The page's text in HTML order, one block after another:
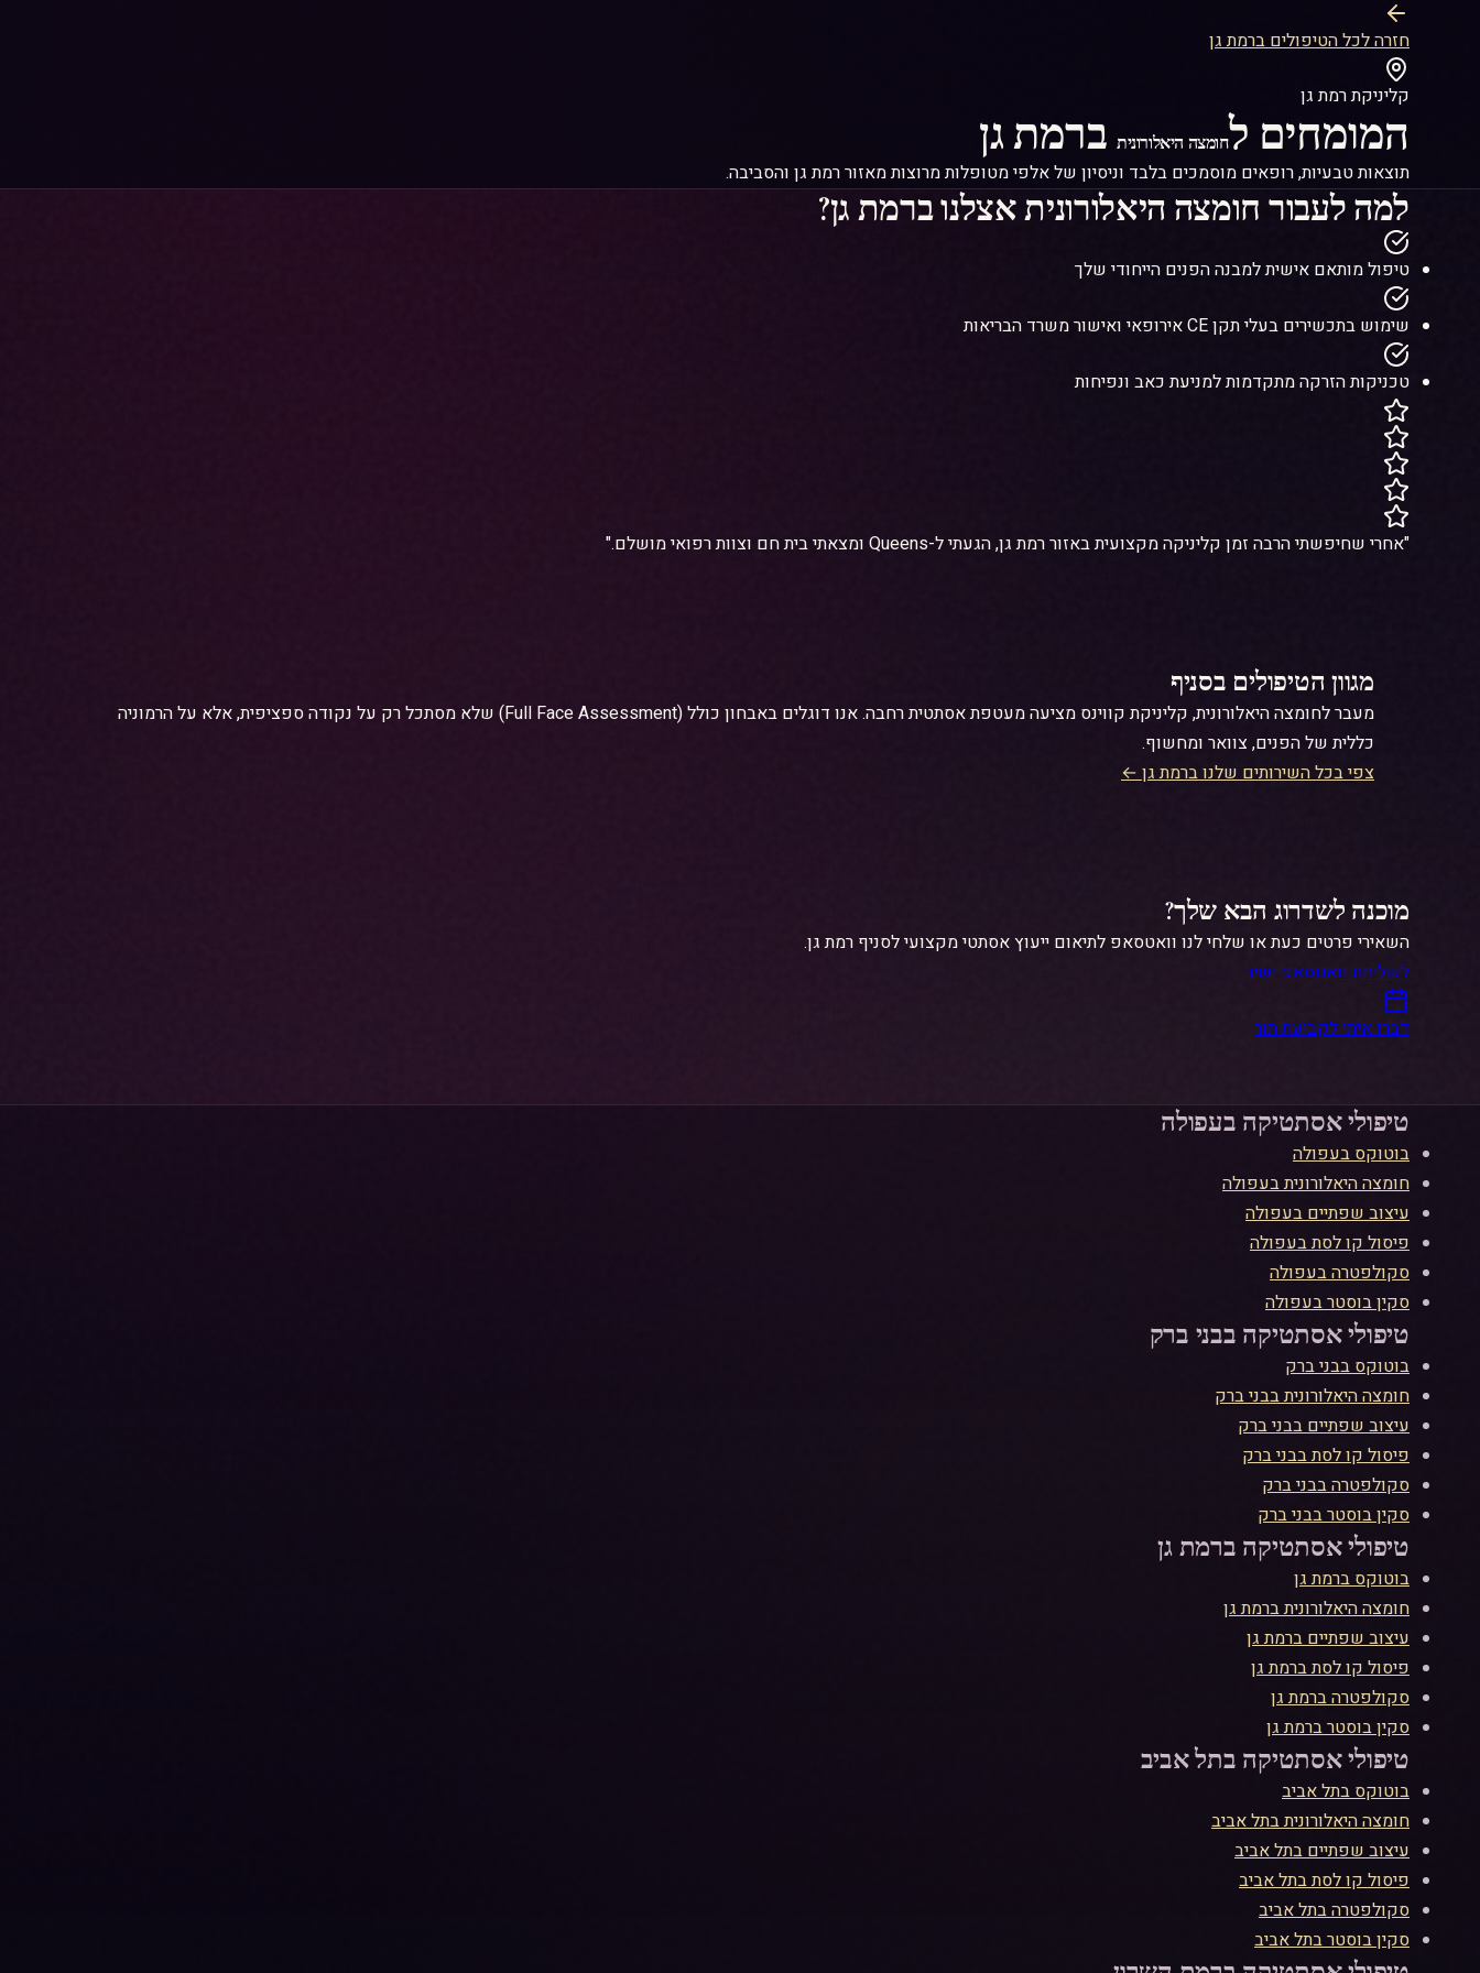
חזרה לכל הטיפולים ברמת גן
קליניקת רמת גן
המומחים לחומצה היאלורונית ברמת גן
תוצאות טבעיות, רופאים מוסמכים בלבד וניסיון של אלפי מטופלות מרוצות מאזור רמת גן והסביבה.
למה לעבור חומצה היאלורוניתאצלנו ברמת גן?
טיפול מותאם אישית למבנה הפנים הייחודי שלך
שימוש בתכשירים בעלי תקן CE אירופאי ואישור משרד הבריאות
טכניקות הזרקה מתקדמות למניעת כאב ונפיחות
"אחרי שחיפשתי הרבה זמן קליניקה מקצועית באזור רמת גן, הגעתי ל-Queens ומצאתי בית חם וצוות רפואי מושלם."
מגוון הטיפולים בסניף
מעבר לחומצה היאלורונית
, קליניקת קווינס מציעה מעטפת אסתטית רחבה. אנו דוגלים באבחון כולל (Full Face Assessment) שלא מסתכל רק על נקודה ספציפית, אלא על הרמוניה
כללית של הפנים, צוואר ומחשוף.
צפי בכל השירותים שלנו ברמת גן ←
מוכנה לשדרוג הבא שלך?
השאירי פרטים כעת או שלחי לנו וואטסאפ לתיאום ייעוץ אסתטי מקצועי לסניף רמת גן.
לשליחת וואטסאפ ישיר
דברו איתי לקביעת תור
טיפולי אסתטיקה בעפולה
בוטוקסבעפולה
חומצה היאלורוניתבעפולה
עיצוב שפתייםבעפולה
פיסול קו לסתבעפולה
סקולפטרהבעפולה
סקין בוסטרבעפולה
טיפולי אסתטיקה בבני ברק
בוטוקסבבני ברק
חומצה היאלורוניתבבני ברק
עיצוב שפתייםבבני ברק
פיסול קו לסתבבני ברק
סקולפטרהבבני ברק
סקין בוסטרבבני ברק
טיפולי אסתטיקה ברמת גן
בוטוקסברמת גן
חומצה היאלורוניתברמת גן
עיצוב שפתייםברמת גן
פיסול קו לסתברמת גן
סקולפטרהברמת גן
סקין בוסטרברמת גן
טיפולי אסתטיקה בתל אביב
בוטוקסבתל אביב
חומצה היאלורוניתבתל אביב
עיצוב שפתייםבתל אביב
פיסול קו לסתבתל אביב
סקולפטרהבתל אביב
סקין בוסטרבתל אביב